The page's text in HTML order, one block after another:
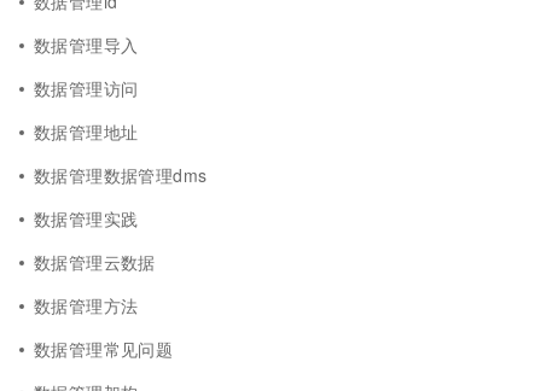
数据管理导入
数据管理访问
数据管理地址
数据管理数据管理dms
数据管理实践
数据管理云数据
数据管理方法
数据管理常见问题